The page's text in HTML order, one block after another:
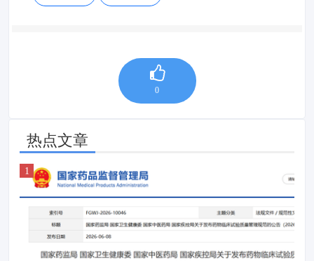
0
热点文章